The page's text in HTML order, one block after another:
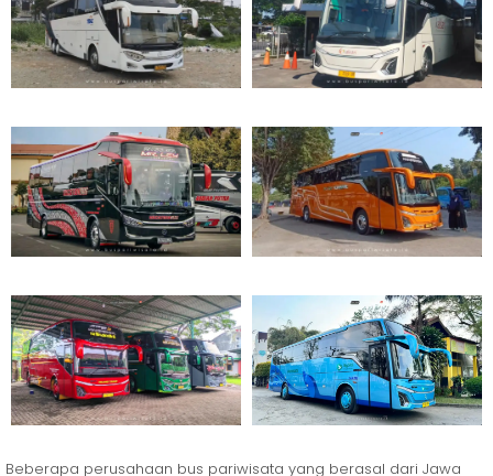
Beberapa perusahaan bus pariwisata yang berasal dari Jawa